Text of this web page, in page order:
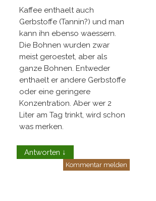
Kaffee enthaelt auch
Gerbstoffe (Tannin?) und man
kann ihn ebenso waessern.
Die Bohnen wurden zwar
meist geroestet, aber als
ganze Bohnen. Entweder
enthaelt er andere Gerbstoffe
oder eine geringere
Konzentration. Aber wer 2
Liter am Tag trinkt, wird schon
was merken.
Antworten ↓
Kommentar melden